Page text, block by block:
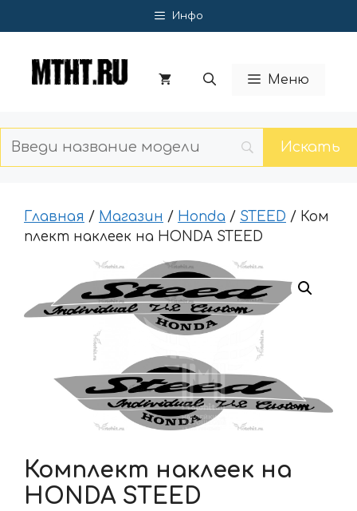
к
Инфо
Меню
Главная / Магазин / Honda / STEED / Ком
плект наклеек на HONDA STEED
Комплект наклеек на
HONDA STEED